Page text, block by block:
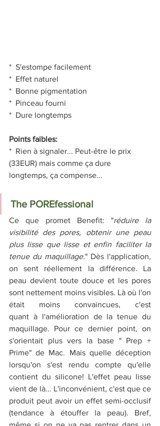
*  S'estompe facilement
*  Effet naturel
*  Bonne pigmentation
*  Pinceau fourni
*  Dure longtemps
Points faibles:
*  Rien à signaler... Peut-être le prix
(33EUR) mais comme ça dure
longtemps, ça compense...
The POREfessional
Ce que promet Benefit: "réduire la
visibilité des pores, obtenir une peau
plus lisse que lisse et enfin faciliter la
tenue du maquillage." Dès l'application,
on sent réellement la différence. La
peau devient toute douce et les pores
sont nettement moins visibles. Là où l'on
était moins convaincues, c'est
quant à l'amélioration de la tenue du
maquillage. Pour ce dernier point, on
s'orientait plus vers la base " Prep +
Prime" de Mac. Mais quelle déception
lorsqu'on s'est rendu compte qu'elle
contient du silicone! L'effet peau lisse
vient de là... L'inconvénient, c'est que ce
produit peut avoir un effet semi-occlusif
(tendance à étouffer la peau). Bref,